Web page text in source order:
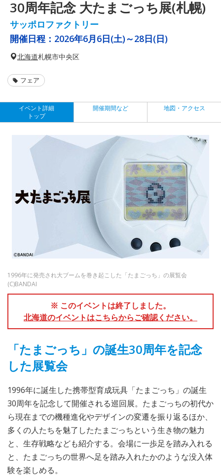
30周年記念 大たまごっち展(札幌)
サッポロファクトリー
開催日程： 2026年6月6日(土)～28日(日)
北海道札幌市中央区
フェア
イベント詳細
トップ
開催期間など 地図・アクセス
1996年に発売され大ブームを巻き起こした「たまごっち」の展覧会
(C)BANDAI
※ このイベントは終了しました。
北海道のイベントはこちらからご確認ください。
「たまごっち」の誕生30周年を記念
した展覧会
1996年に誕生した携帯型育成玩具「たまごっち」の誕生
30周年を記念して開催される巡回展。たまごっちの初代か
ら現在までの機種進化やデザインの変遷を振り返るほか、
多くの人たちを魅了したたまごっちという生き物の魅力
と、生存戦略なども紹介する。会場に一歩足を踏み入れる
と、たまごっちの世界へ足を踏み入れたかのような没入体
験を楽しめる。